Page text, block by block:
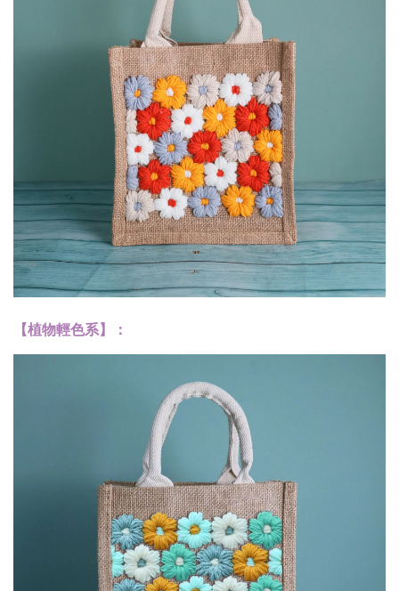
【植物輕色系】：